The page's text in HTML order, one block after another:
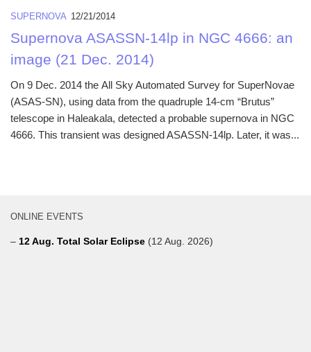
SUPERNOVA 12/21/2014
Supernova ASASSN-14lp in NGC 4666: an
image (21 Dec. 2014)
On 9 Dec. 2014 the All Sky Automated Survey for SuperNovae
(ASAS-SN), using data from the quadruple 14-cm “Brutus”
telescope in Haleakala, detected a probable supernova in NGC
4666. This transient was designed ASASSN-14lp. Later, it was...
ONLINE EVENTS
– 12 Aug. Total Solar Eclipse (12 Aug. 2026)